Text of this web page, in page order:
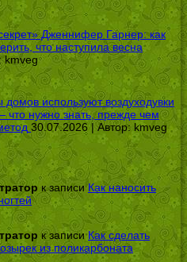
Дженнифер Гарнер: как
что наступила весна
kmveg
используют воздуходувки
что нужно знать, прежде чем
30.07.2026 | Автор: kmveg
к записиКак наносить
к записиКак сделать
из поликарбоната